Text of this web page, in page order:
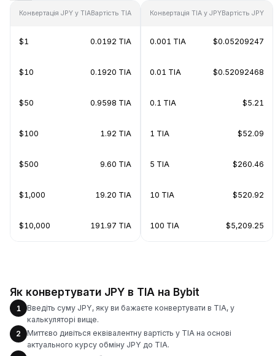
Конвертація JPY у TIAВартість TIA
$1 0.0192 TIA
$10 0.1920 TIA
$50 0.9598 TIA
$100 1.92 TIA
$500 9.60 TIA
$1,000 19.20 TIA
$10,000 191.97 TIA
Конвертація TIA у JPYВартість JPY
0.001 TIA $0.05209247
0.01 TIA $0.52092468
0.1 TIA $5.21
1 TIA $52.09
5 TIA $260.46
10 TIA $520.92
100 TIA $5,209.25
Як конвертувати JPY в TIA на Bybit
1
Введіть суму JPY, яку ви бажаєте конвертувати в TIA, у
калькуляторі вище.
2
Миттєво дивіться еквівалентну вартість у TIA на основі
актуального курсу обміну JPY до TIA.